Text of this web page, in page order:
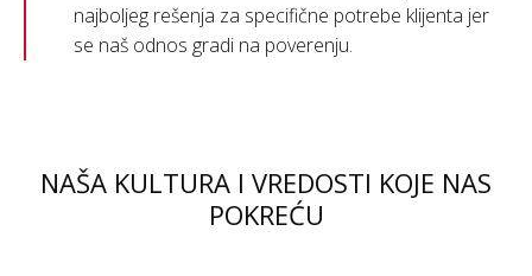
najboljeg rešenja za specifične potrebe klijenta jer
se naš odnos gradi na poverenju.
NAŠA KULTURA I VREDOSTI KOJE NAS
POKREĆU